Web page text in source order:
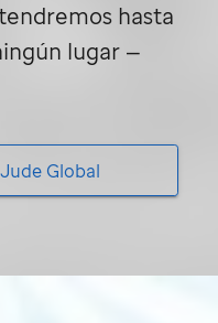
hasta
lugar —
Global